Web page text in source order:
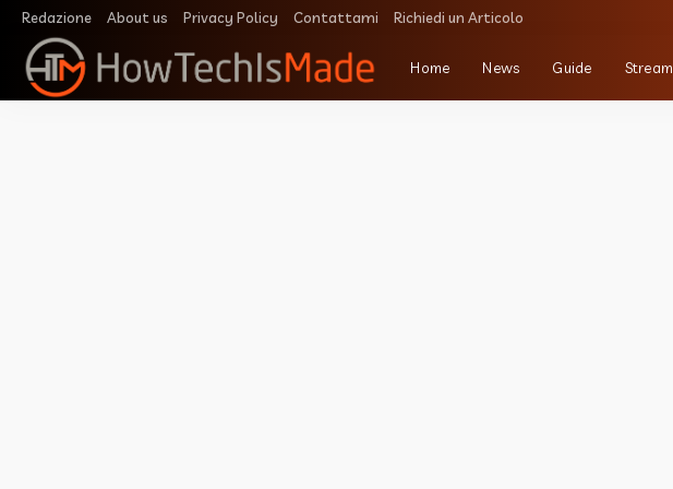
Redazione About us Privacy Policy Contattami Richiedi un Articolo
Home News Guide